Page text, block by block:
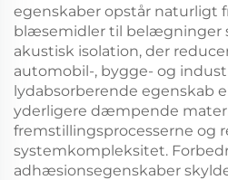
egenskaber opstår naturligt
blæsemidler til belægninger
akustisk isolation, der
automobil-, bygge- og
lydabsorberende egenskab
yderligere dæmpende
fremstillingsprocesserne og
systemkompleksitet.
adhæsionsegenskaber